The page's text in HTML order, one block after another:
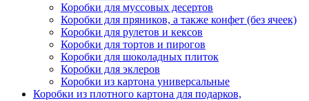
Коробки для муссовых десертов
Коробки для пряников, а также конфет (без ячеек)
Коробки для рулетов и кексов
Коробки для тортов и пирогов
Коробки для шоколадных плиток
Коробки для эклеров
Коробки из картона универсальные
Коробки из плотного картона для подарков,